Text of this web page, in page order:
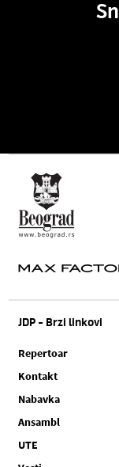
JDP - Brzi linkovi
Repertoar
Kontakt
Nabavka
Ansambl
UTE